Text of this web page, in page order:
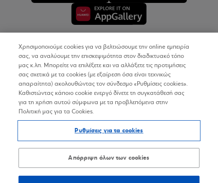
Copyright © 2026
Όροι Χρήσης
Προσωπικά Δεδομένα στον Διαδικτυακό Τόπο
Δήλωση Προσβασιμότητας
Sitemap
Χρησιμοποιούμε cookies για να βελτιώσουμε την online εμπειρία
σας, να αναλύουμε την επισκεψιμότητα στον διαδικτυακό τόπο
μας κ.λπ. Μπορείτε να επιλέξετε και να αλλάξετε τις προτιμήσεις
σας σχετικά με τα cookies (με εξαίρεση όσα είναι τεχνικώς
απαραίτητα) ακολουθώντας τον σύνδεσμο «Ρυθμίσεις cookies».
Καθιστώντας κάποιο cookie ενεργό δίνετε τη συγκατάθεσή σας
για τη χρήση αυτού σύμφωνα με τα προβλεπόμενα στην
Πολιτική μας για τα Cookies.
Ρυθμίσεις για τα cookies
Απόρριψη όλων των cookies